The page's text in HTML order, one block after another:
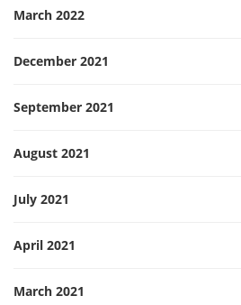
March 2022
December 2021
September 2021
August 2021
July 2021
April 2021
March 2021